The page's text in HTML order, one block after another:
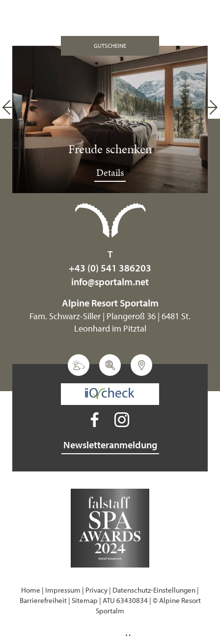
GUTSCHEINE
Freude schenken
Details
T
+43 (0) 541 386203
info@sportalm.net
Alpine Resort Sportalm
Fam. Schwarz-Siller | Plangeroß 36 | 6481 St.
Leonhard im Pitztal
Newsletteranmeldung
Home | Impressum | Privacy | Datenschutz-Einstellungen |
Barrierefreiheit | Sitemap | ATU 63430834 | © Alpine Resort
Sportalm